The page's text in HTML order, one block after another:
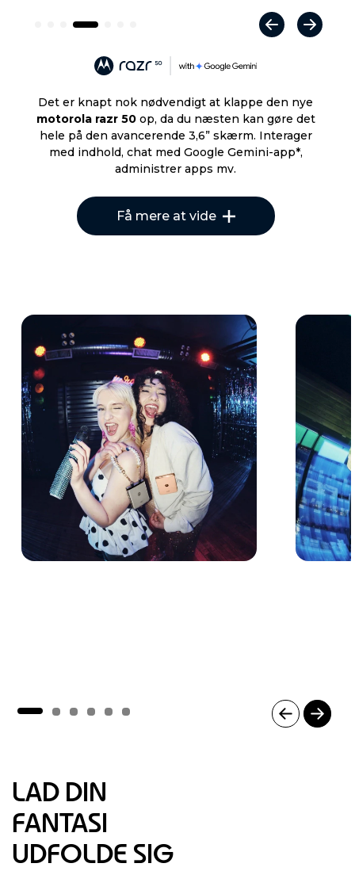
Det er knapt nok nødvendigt at klappe den nye
motorola razr 50op, da du næsten kan gøre det
hele på den avancerende 3,6” skærm. Interager
med indhold, chat med Google Gemini-app*,
administrer apps mv.
Få mere at vide
LAD DIN
FANTASI
UDFOLDE SIG